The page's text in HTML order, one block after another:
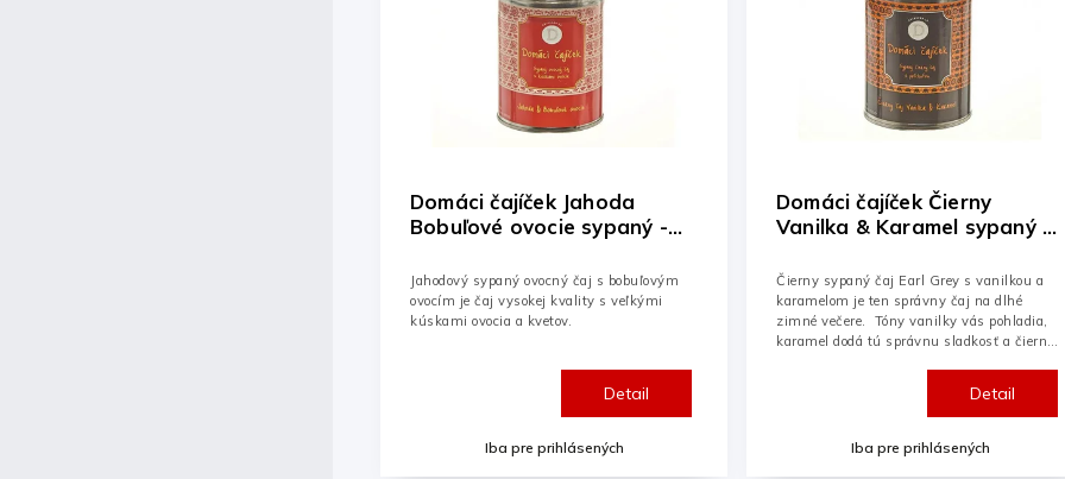
Domáci čajíček Čierny
Vanilka & Karamel sypaný -
Iba pre prihlásených
Detail
Čierny sypaný čaj Earl Grey s vanilkou a
karamelom je ten správny čaj na dlhé
zimné večere. Tóny vanilky vás pohladia,
Domáci čajíček Malina a
Záhr. ovocie sypaný -dóza
Iba pre prihlásených
Detail
Malinový sypaný ovocný čaj je čaj vysokej
kvality s veľkými kúskami jedlého
záhradného ovocia a kvetov.